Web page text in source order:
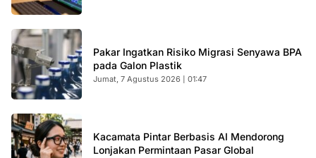
Pakar Ingatkan Risiko Migrasi Senyawa BPA
pada Galon Plastik
Jumat, 7 Agustus 2026 | 01:47
Kacamata Pintar Berbasis AI Mendorong
Lonjakan Permintaan Pasar Global